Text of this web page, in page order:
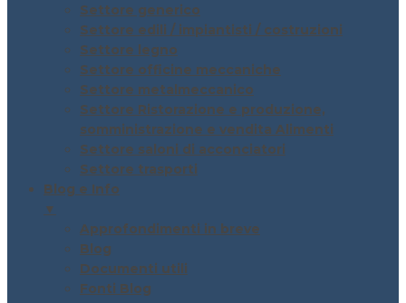
Settore generico
Settore edili / impiantisti / costruzioni
Settore legno
Settore officine meccaniche
Settore metalmeccanico
Settore Ristorazione e produzione,
somministrazione e vendita Alimenti
Settore saloni di acconciatori
Settore trasporti
Blog e Info
▼
Approfondimenti in breve
Blog
Documenti utili
Fonti Blog